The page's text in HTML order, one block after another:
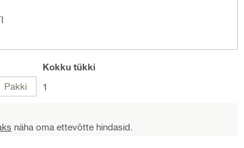
Pakki
Kokku tükki
1
näha oma ettevõtte hindasid.